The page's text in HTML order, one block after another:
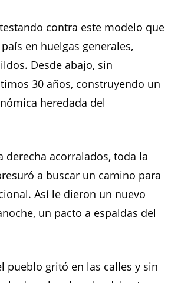
contra este modelo que
en huelgas generales,
Desde abajo, sin
30 años, construyendo un
heredada del
derecha acorralados, toda la
a buscar un camino para
Así le dieron un nuevo
un pacto a espaldas del
pueblo gritó en las calles y sin